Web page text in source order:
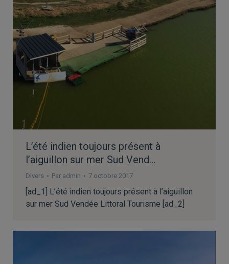
L’été indien toujours présent à
l’aiguillon sur mer Sud Vend…
Divers Par admin 7 octobre 2017
[ad_1] L’été indien toujours présent à l’aiguillon
sur mer Sud Vendée Littoral Tourisme [ad_2]